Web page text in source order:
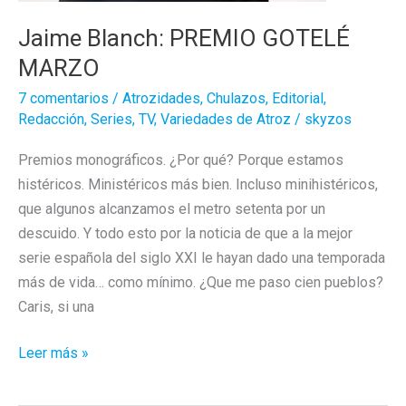
Jaime Blanch: PREMIO GOTELÉ
MARZO
7 comentarios / Atrozidades, Chulazos, Editorial ,
Redacción, Series, TV, Variedades de Atroz / skyzos
Premios monográficos. ¿Por qué? Porque estamos
histéricos. Ministéricos más bien. Incluso minihistéricos,
que algunos alcanzamos el metro setenta por un
descuido. Y todo esto por la noticia de que a la mejor
serie española del siglo XXI le hayan dado una temporada
más de vida… como mínimo. ¿Que me paso cien pueblos?
Caris, si una
Jaime
Leer más »